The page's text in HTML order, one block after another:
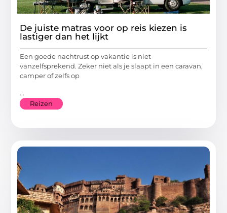
De juiste matras voor op reis kiezen is
lastiger dan het lijkt
Een goede nachtrust op vakantie is niet
vanzelfsprekend. Zeker niet als je slaapt in een caravan,
camper of zelfs op
...
Reizen